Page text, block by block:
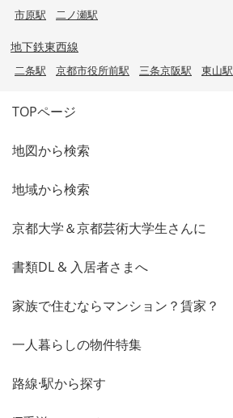
市原駅
二ノ瀬駅
地下鉄東西線
二条駅 京都市役所前駅 三条京阪駅 東山駅
TOPページ
地図から検索
地域から検索
京都大学＆京都芸術大学生さんに
書類DL & 入居者さまへ
家族で住むならマンション？賃家？
一人暮らしの物件特集
路線·駅から探す